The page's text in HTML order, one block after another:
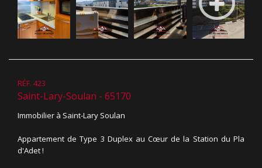
RÉF. 423
Saint-Lary-Soulan - 65170
Immobilier à Saint-Lary Soulan
Appartement de Type 3 Duplex au Cœur de la Station du Pla
d'Adet !